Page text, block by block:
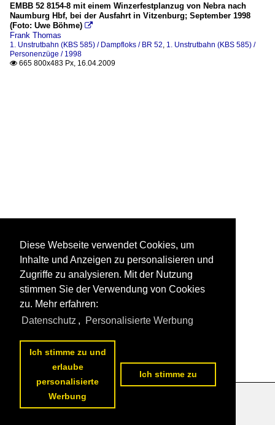
EMBB 52 8154-8 mit einem Winzerfestplanzug von Nebra nach
Naumburg Hbf, bei der Ausfahrt in Vitzenburg; September 1998
(Foto: Uwe Böhme) 
Frank Thomas
1. Unstrutbahn (KBS 585) / Dampfloks / BR 52 1. Unstrutbahn (KBS 585) /
Personenzüge / 1998
 665 800x483 Px, 16.04.2009
Diese Webseite verwendet Cookies, um
Inhalte und Anzeigen zu personalisieren und
Zugriffe zu analysieren. Mit der Nutzung
stimmen Sie der Verwendung von Cookies
zu. Mehr erfahren:
Datenschutz , Personalisierte Werbung
Ich stimme zu und
erlaube
personalisierte
Werbung
Ich stimme zu